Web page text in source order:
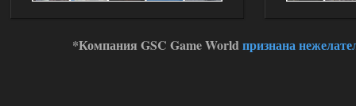
*Компания GSC Game Worldпризнана